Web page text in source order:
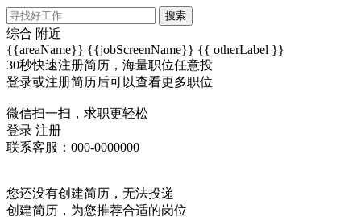
搜索
综合 附近
{{areaName}} {{jobScreenName}} {{ otherLabel }}
30秒快速注册简历，海量职位任意投
登录或注册简历后可以查看更多职位
微信扫一扫，求职更轻松
登录 注册
联系客服：000-0000000
您还没有创建简历，无法投递
创建简历，为您推荐合适的岗位